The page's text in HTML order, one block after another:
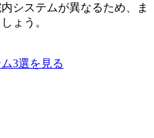
システムが異なるため、ま
ょう。
3選を見る